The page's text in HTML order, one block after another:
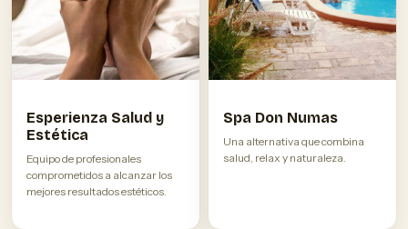
Esperienza Salud y
Estética
Equipo de profesionales
comprometidos a alcanzar los
mejores resultados estéticos.
Spa Don Numas
Una alternativa que combina
salud, relax y naturaleza.